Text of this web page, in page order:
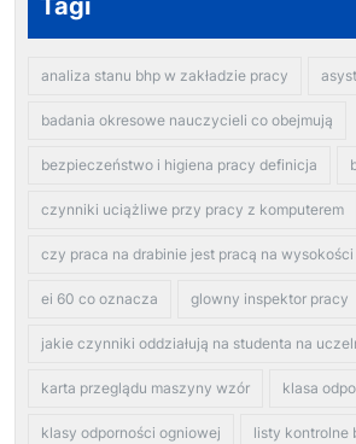
Tagi
analiza stanu bhp w zakładzie pracy
badania okresowe nauczycieli co obejmują
bezpieczeństwo i higiena pracy definicja
czynniki uciążliwe przy pracy z komputerem
czy praca na drabinie jest pracą na wysokości
ei 60 co oznacza glowny inspektor pracy
jakie czynniki oddziałują na studenta na
karta przeglądu maszyny wzór klasa
klasy odporności ogniowej listy kontrolne